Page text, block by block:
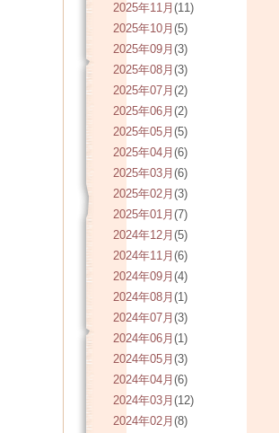
2025年11月 (11)
2025年10月 (5)
2025年09月 (3)
2025年08月 (3)
2025年07月 (2)
2025年06月 (2)
2025年05月 (5)
2025年04月 (6)
2025年03月 (6)
2025年02月 (3)
2025年01月 (7)
2024年12月 (5)
2024年11月 (6)
2024年09月 (4)
2024年08月 (1)
2024年07月 (3)
2024年06月 (1)
2024年05月 (3)
2024年04月 (6)
2024年03月 (12)
2024年02月 (8)